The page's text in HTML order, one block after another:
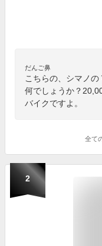
だんご鼻
こちらの、シマノ
何でしょうか？
バイクですよ。
全て
2